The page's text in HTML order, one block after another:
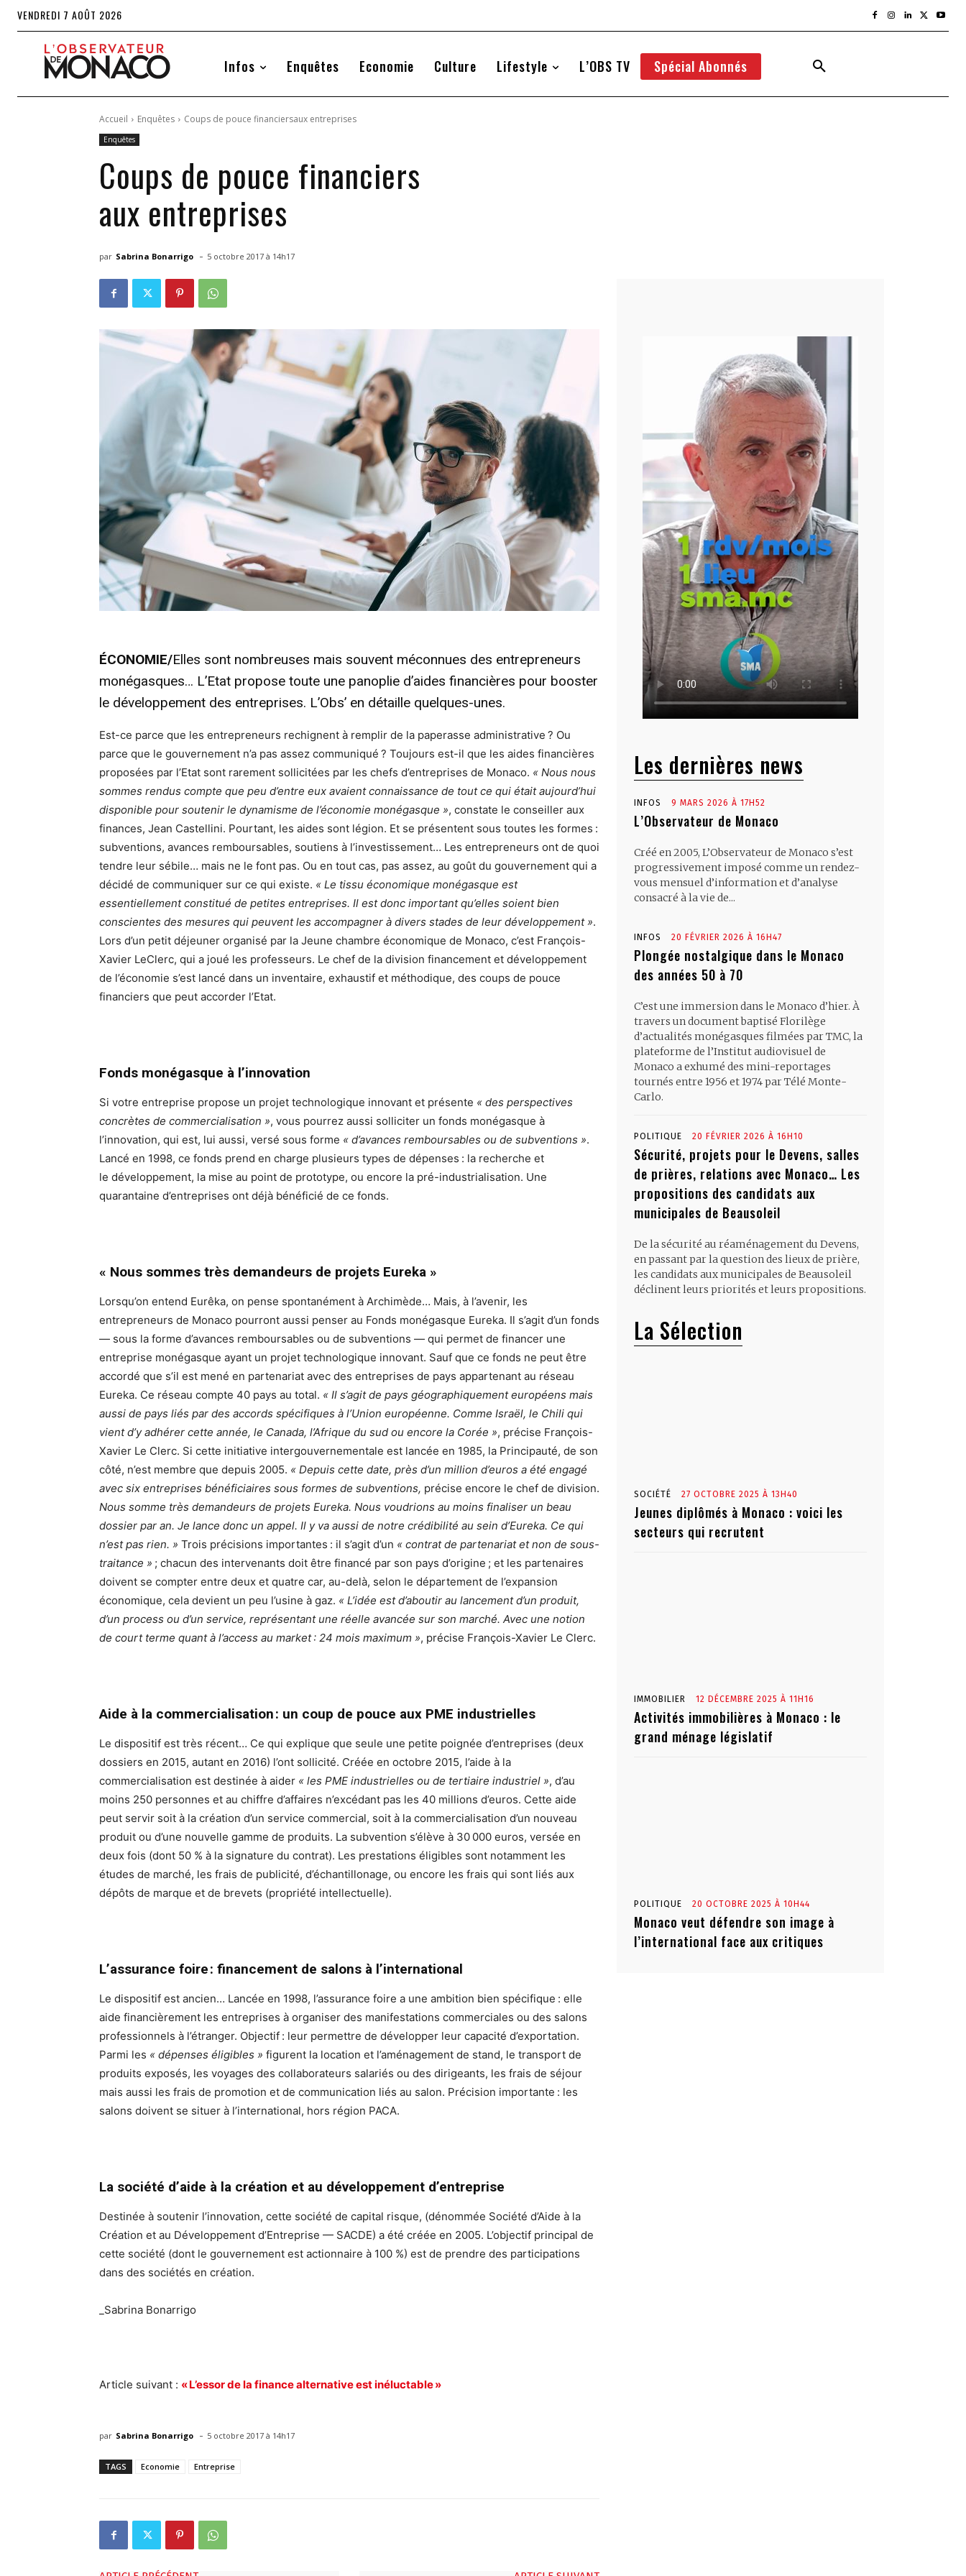
VENDREDI 7 AOÛT 2026
Infos Enquêtes Economie Culture Lifestyle L’OBS TV Spécial Abonnés
Accueil Enquêtes Coups de pouce financiersaux entreprises
Enquêtes
Coups de pouce financiers
aux entreprises
par Sabrina Bonarrigo - 5 octobre 2017 à 14h17
ÉCONOMIE/Elles sont nombreuses mais souvent méconnues des entrepreneurs
monégasques… L’Etat propose toute une panoplie d’aides financières pour booster
le développement des entreprises. L’Obs’ en détaille quelques-unes.
Est-ce parce que les entrepreneurs rechignent à remplir de la paperasse administrative ? Ou
parce que le gouvernement n’a pas assez communiqué ? Toujours est-il que les aides financières
proposées par l’Etat sont rarement sollicitées par les chefs d’entreprises de Monaco. « Nous nous
sommes rendus compte que peu d’entre eux avaient connaissance de tout ce qui était aujourd’hui
disponible pour soutenir le dynamisme de l’économie monégasque », constate le conseiller aux
finances, Jean Castellini. Pourtant, les aides sont légion. Et se présentent sous toutes les formes :
subventions, avances remboursables, soutiens à l’investissement… Les entrepreneurs ont de quoi
tendre leur sébile… mais ne le font pas. Ou en tout cas, pas assez, au goût du gouvernement qui a
décidé de communiquer sur ce qui existe. « Le tissu économique monégasque est
essentiellement constitué de petites entreprises. Il est donc important qu’elles soient bien
conscientes des mesures qui peuvent les accompagner à divers stades de leur développement ».
Lors d’un petit déjeuner organisé par la Jeune chambre économique de Monaco, c’est François-
Xavier LeClerc, qui a joué les professeurs. Le chef de la division financement et développement
de l’économie s’est lancé dans un inventaire, exhaustif et méthodique, des coups de pouce
financiers que peut accorder l’Etat.
Fonds monégasque à l’innovation
Si votre entreprise propose un projet technologique innovant et présente « des perspectives
concrètes de commercialisation », vous pourrez aussi solliciter un fonds monégasque à
l’innovation, qui est, lui aussi, versé sous forme « d’avances remboursables ou de subventions ».
Lancé en 1998, ce fonds prend en charge plusieurs types de dépenses : la recherche et
le développement, la mise au point de prototype, ou encore la pré-industrialisation. Une
quarantaine d’entreprises ont déjà bénéficié de ce fonds.
« Nous sommes très demandeurs de projets Eureka »
Lorsqu’on entend Eurêka, on pense spontanément à Archimède… Mais, à l’avenir, les
entrepreneurs de Monaco pourront aussi penser au Fonds monégasque Eureka. Il s’agit d’un fonds
— sous la forme d’avances remboursables ou de subventions — qui permet de financer une
entreprise monégasque ayant un projet technologique innovant. Sauf que ce fonds ne peut être
accordé que s’il est mené en partenariat avec des entreprises de pays appartenant au réseau
Eureka. Ce réseau compte 40 pays au total. « Il s’agit de pays géographiquement européens mais
aussi de pays liés par des accords spécifiques à l’Union européenne. Comme Israël, le Chili qui
vient d’y adhérer cette année, le Canada, l’Afrique du sud ou encore la Corée », précise François-
Xavier Le Clerc. Si cette initiative intergouvernementale est lancée en 1985, la Principauté, de son
côté, n’est membre que depuis 2005. « Depuis cette date, près d’un million d’euros a été engagé
avec six entreprises bénéficiaires sous formes de subventions, précise encore le chef de division.
Nous somme très demandeurs de projets Eureka. Nous voudrions au moins finaliser un beau
dossier par an. Je lance donc un appel. Il y va aussi de notre crédibilité au sein d’Eureka. Ce qui
n’est pas rien. » Trois précisions importantes : il s’agit d’un « contrat de partenariat et non de sous-
traitance » ; chacun des intervenants doit être financé par son pays d’origine ; et les partenaires
doivent se compter entre deux et quatre car, au-delà, selon le département de l’expansion
économique, cela devient un peu l’usine à gaz. « L’idée est d’aboutir au lancement d’un produit,
d’un process ou d’un service, représentant une réelle avancée sur son marché. Avec une notion
de court terme quant à l’access au market : 24 mois maximum », précise François-Xavier Le Clerc.
Aide à la commercialisation : un coup de pouce aux PME industrielles
Le dispositif est très récent… Ce qui explique que seule une petite poignée d’entreprises (deux
dossiers en 2015, autant en 2016) l’ont sollicité. Créée en octobre 2015, l’aide à la
commercialisation est destinée à aider « les PME industrielles ou de tertiaire industriel », d’au
moins 250 personnes et au chiffre d’affaires n’excédant pas les 40 millions d’euros. Cette aide
peut servir soit à la création d’un service commercial, soit à la commercialisation d’un nouveau
produit ou d’une nouvelle gamme de produits. La subvention s’élève à 30 000 euros, versée en
deux fois (dont 50 % à la signature du contrat). Les prestations éligibles sont notamment les
études de marché, les frais de publicité, d’échantillonage, ou encore les frais qui sont liés aux
dépôts de marque et de brevets (propriété intellectuelle).
L’assurance foire : financement de salons à l’international
Le dispositif est ancien… Lancée en 1998, l’assurance foire a une ambition bien spécifique : elle
aide financièrement les entreprises à organiser des manifestations commerciales ou des salons
professionnels à l’étranger. Objectif : leur permettre de développer leur capacité d’exportation.
Parmi les « dépenses éligibles » figurent la location et l’aménagement de stand, le transport de
produits exposés, les voyages des collaborateurs salariés ou des dirigeants, les frais de séjour
mais aussi les frais de promotion et de communication liés au salon. Précision importante : les
salons doivent se situer à l’international, hors région PACA.
La société d’aide à la création et au développement d’entreprise
Destinée à soutenir l’innovation, cette société de capital risque, (dénommée Société d’Aide à la
Création et au Développement d’Entreprise — SACDE) a été créée en 2005. L’objectif principal de
cette société (dont le gouvernement est actionnaire à 100 %) est de prendre des participations
dans des sociétés en création.
_Sabrina Bonarrigo
Article suivant : « L’essor de la financealternative est inéluctable »
par Sabrina Bonarrigo - 5 octobre 2017 à 14h17
TAGS Economie Entreprise
Les dernières news
INFOS 9 MARS 2026 À 17H52
L’Observateur de Monaco
Créé en 2005, L’Observateur de Monaco s’est
progressivement imposé comme un rendez-
vous mensuel d’information et d’analyse
consacré à la vie de...
INFOS 20 FÉVRIER 2026 À 16H47
Plongée nostalgique dans le Monaco
des années 50 à 70
C’est une immersion dans le Monaco d’hier. À
travers un document baptisé Florilège
d’actualités monégasques filmées par TMC, la
plateforme de l’Institut audiovisuel de
Monaco a exhumé des mini-reportages
tournés entre 1956 et 1974 par Télé Monte-
Carlo.
POLITIQUE 20 FÉVRIER 2026 À 16H10
Sécurité, projets pour le Devens, salles
de prières, relations avec Monaco… Les
propositions des candidats aux
municipales de Beausoleil
De la sécurité au réaménagement du Devens,
en passant par la question des lieux de prière,
les candidats aux municipales de Beausoleil
déclinent leurs priorités et leurs propositions.
La Sélection
SOCIÉTÉ 27 OCTOBRE 2025 À 13H40
Jeunes diplômés à Monaco : voici les
secteurs qui recrutent
IMMOBILIER 12 DÉCEMBRE 2025 À 11H16
Activités immobilières à Monaco : le
grand ménage législatif
POLITIQUE 20 OCTOBRE 2025 À 10H44
Monaco veut défendre son image à
l’international face aux critiques